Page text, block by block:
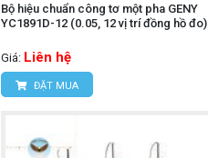
Bộ hiệu chuẩn công tơ một pha GENY
YC1891D-12 (0.05, 12 vị trí đồng hồ đo)
Giá: Liên hệ
ĐẶT MUA